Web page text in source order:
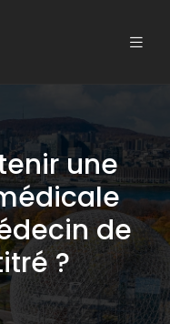
une
de
?